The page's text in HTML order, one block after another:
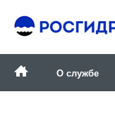
О службе